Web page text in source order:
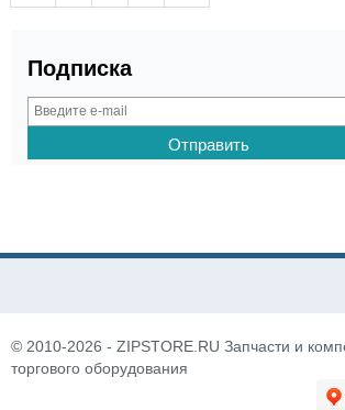
Подписка
© 2010-2026 - ZIPSTORE.RU Запчасти и
торгового оборудования